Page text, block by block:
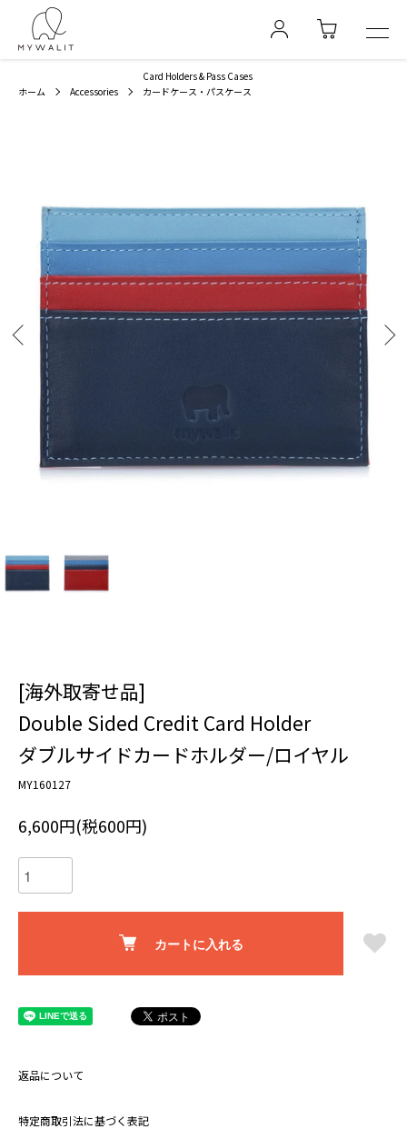
ホーム Accessories
Card Holders & Pass Cases
カードケース・パスケース
[海外取寄せ品]
Double Sided Credit Card Holder
ダブルサイドカードホルダー/ロイヤル
MY160127
6,600円(税600円)
カートに入れる
返品について
特定商取引法に基づく表記